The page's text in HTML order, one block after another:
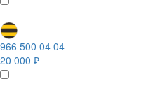
966 500 04 04
20 000 ₽